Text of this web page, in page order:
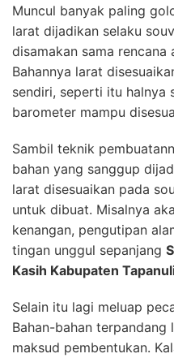
Muncul banyak paling
larat dijadikan selaku
disamakan sama
Bahannya larat
sendiri, seperti itu halnya
barometer mampu
Sambil teknik
bahan yang sanggup
larat disesuaikan pada
untuk dibuat. Misalnya
kenangan, pengutipan
tingan unggul sepanjang
Kasih Kabupaten
Selain itu lagi meluap
Bahan-bahan terpandang
maksud pembentukan.